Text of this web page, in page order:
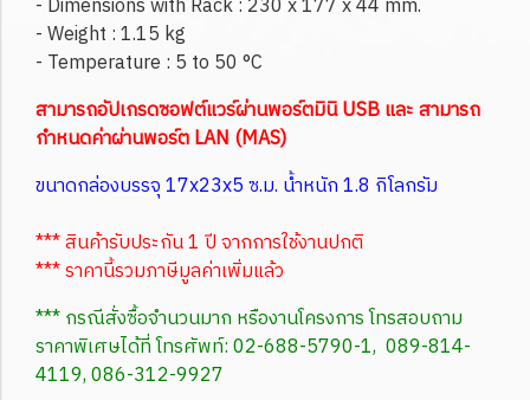
- Dimensions with Rack : 230 x 177 x 44 mm.
- Weight : 1.15 kg
- Temperature : 5 to 50 °C
สามารถอัปเกรดซอฟต์แวร์ผ่านพอร์ตมินิ USB และ สามารถ
กำหนดค่าผ่านพอร์ต LAN (MAS)
ขนาดกล่องบรรจุ 17x23x5 ซ.ม. น้ำหนัก 1.8 กิโลกรัม
*** สินค้ารับประกัน 1 ปี จากการใช้งานปกติ
*** ราคานี้รวมภาษีมูลค่าเพิ่มแล้ว
*** กรณีสั่งซื้อจำนวนมาก หรืองานโครงการ โทรสอบถาม
ราคาพิเศษได้ที่ โทรศัพท์: 02-688-5790-1, 089-814-
4119, 086-312-9927